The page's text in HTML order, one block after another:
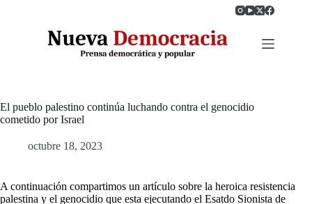
El pueblo palestino continúa luchando contra el genocidio
cometido por Israel
octubre 18, 2023
A continuación compartimos un artículo sobre la heroica resistencia
palestina y el genocidio que esta ejecutando el Esatdo Sionista de